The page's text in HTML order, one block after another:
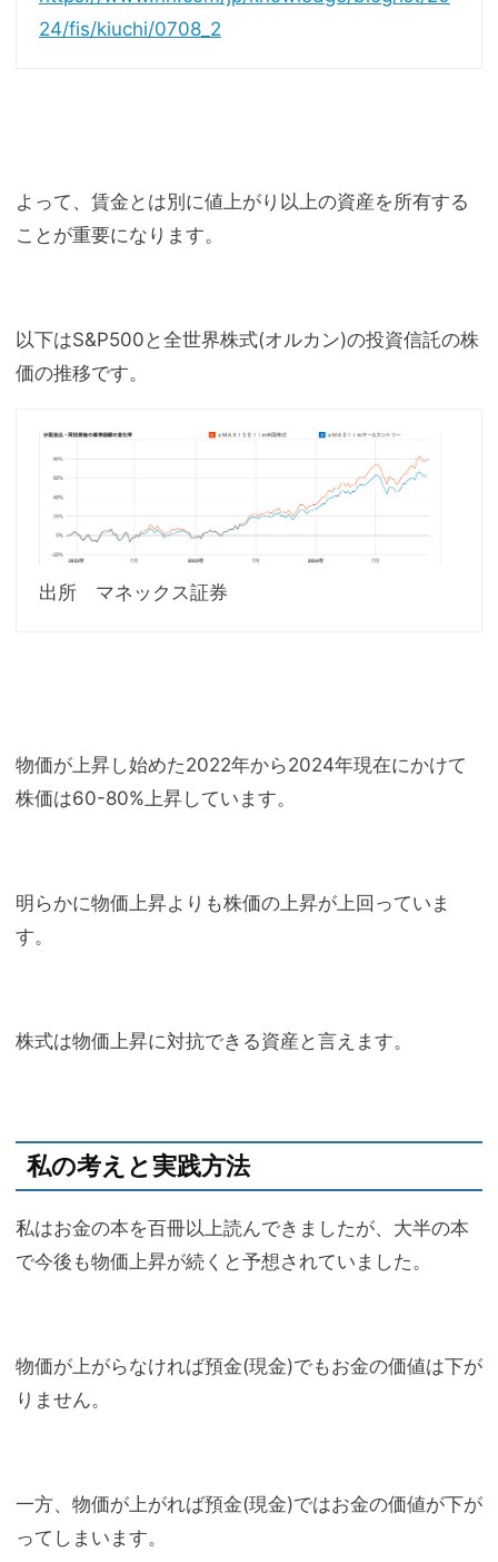
24/fis/kiuchi/0708_2
よって、賃金とは別に値上がり以上の資産を所有する
ことが重要になります。
以下はS&P500と全世界株式(オルカン)の投資信託の株
価の推移です。
出所 マネックス証券
物価が上昇し始めた2022年から2024年現在にかけて
株価は60-80%上昇しています。
明らかに物価上昇よりも株価の上昇が上回っていま
す。
株式は物価上昇に対抗できる資産と言えます。
私の考えと実践方法
私はお金の本を百冊以上読んできましたが、大半の本
で今後も物価上昇が続くと予想されていました。
物価が上がらなければ預金(現金)でもお金の価値は下が
りません。
一方、物価が上がれば預金(現金)ではお金の価値が下が
ってしまいます。